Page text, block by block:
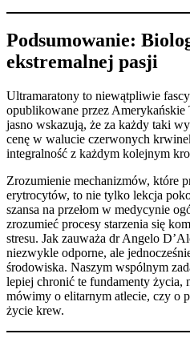
Podsumowanie:
ekstremalnej pasji
Ultramaratony to niewątpliwie
opublikowane przez
jasno wskazują, że za każdy taki
cenę w walucie czerwonych
integralność z każdym kolejnym
Zrozumienie mechanizmów, które
erytrocytów, to nie tylko lekcja
szansa na przełom w medycynie
zrozumieć procesy starzenia się
stresu. Jak zauważa dr Angelo
niezwykle odporne, ale
środowiska. Naszym wspólnym
lepiej chronić te fundamenty życia,
mówimy o elitarnym atlecie, czy o
życie krew.